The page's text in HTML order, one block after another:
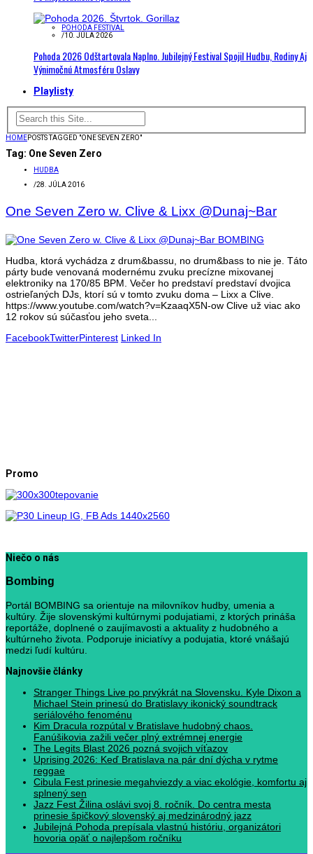
POHODA FESTIVAL
/10. JÚLA 2026
Pohoda 2026 Odštartovala Naplno. Jubilejný Festival Spojil Hudbu, Rodiny Aj
Výnimočnú Atmosféru Oslavy
Playlisty
HOMEPOSTS TAGGED "ONE SEVEN ZERO"
Tag: One Seven Zero
HUDBA
/28. JÚLA 2016
One Seven Zero w. Clive & Lixx @Dunaj~Bar
Hudba, ktorá vychádza z drum&bassu, no drum&bass to nie je. Táto
párty bude venovaná modernému zvuku precízne mixovanej
elektroniky na 170/85 BPM. Večer ho predstaví predstaví dvojica
ostrieľaných DJs, ktorí sú v tomto zvuku doma – Lixx a Clive.
https://www.youtube.com/watch?v=KzaaqX5N-ow Clive už viac ako
12 rokov sú súčasťou jeho sveta...
FacebookTwitterPinterest Linked In
Promo
Niečo o nás
Bombing
Portál BOMBING sa orientuje na milovníkov hudby, umenia a
kultúry. Žije slovenskými kultúrnymi podujatiami, z ktorých prináša
reportáže, doplnené o zaujímavosti a aktuality z hudobného a
kultúrneho života. Podporuje iniciatívy a podujatia, ktoré vnášajú
medzi ľudí kultúru.
Najnovšie články
Stranger Things Live po prvýkrát na Slovensku. Kyle Dixon a
Michael Stein prinesú do Bratislavy ikonický soundtrack
seriálového fenoménu
Kim Dracula rozpútal v Bratislave hudobný chaos.
Fanúšikovia zažili večer plný extrémnej energie
The Legits Blast 2026 pozná svojich víťazov
Uprising 2026: Keď Bratislava na pár dní dýcha v rytme
reggae
Cibula Fest prinesie megahviezdy a viac ekológie, komfortu aj
splnený sen
Jazz Fest Žilina oslávi svoj 8. ročník. Do centra mesta
prinesie špičkový slovenský aj medzinárodný jazz
Jubilejná Pohoda prepísala vlastnú históriu, organizátori
hovoria opäť o najlepšom ročníku